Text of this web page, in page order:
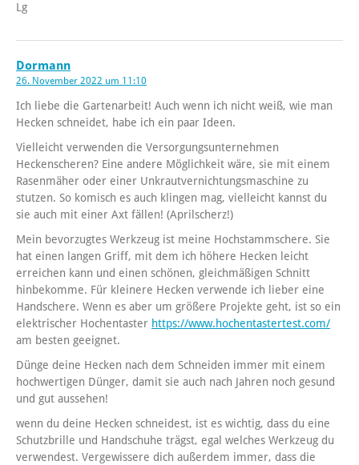
Lg
Dormann
26. November 2022 um 11:10
Ich liebe die Gartenarbeit! Auch wenn ich nicht weiß, wie man
Hecken schneidet, habe ich ein paar Ideen.
Vielleicht verwenden die Versorgungsunternehmen
Heckenscheren? Eine andere Möglichkeit wäre, sie mit einem
Rasenmäher oder einer Unkrautvernichtungsmaschine zu
stutzen. So komisch es auch klingen mag, vielleicht kannst du
sie auch mit einer Axt fällen! (Aprilscherz!)
Mein bevorzugtes Werkzeug ist meine Hochstammschere. Sie
hat einen langen Griff, mit dem ich höhere Hecken leicht
erreichen kann und einen schönen, gleichmäßigen Schnitt
hinbekomme. Für kleinere Hecken verwende ich lieber eine
Handschere. Wenn es aber um größere Projekte geht, ist so ein
elektrischer Hochentaster https://www.hochentastertest.com/
am besten geeignet.
Dünge deine Hecken nach dem Schneiden immer mit einem
hochwertigen Dünger, damit sie auch nach Jahren noch gesund
und gut aussehen!
wenn du deine Hecken schneidest, ist es wichtig, dass du eine
Schutzbrille und Handschuhe trägst, egal welches Werkzeug du
verwendest. Vergewissere dich außerdem immer, dass die